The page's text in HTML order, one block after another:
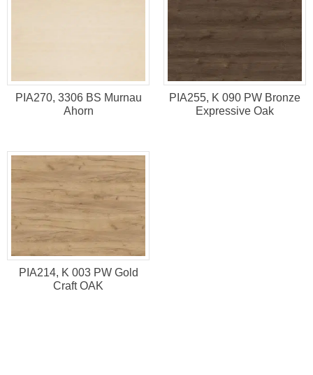
PIA270, 3306 BS Murnau
Ahorn
PIA255, K 090 PW Bronze
Expressive Oak
PIA214, K 003 PW Gold
Craft OAK